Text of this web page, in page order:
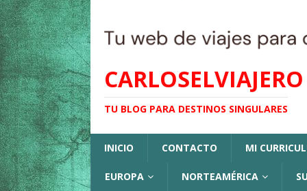
CARLOSELVIAJERO
TU BLOG PARA DESTINOS SINGULARES
INICIO CONTACTO MI
EUROPA NORTEAMÉRICA